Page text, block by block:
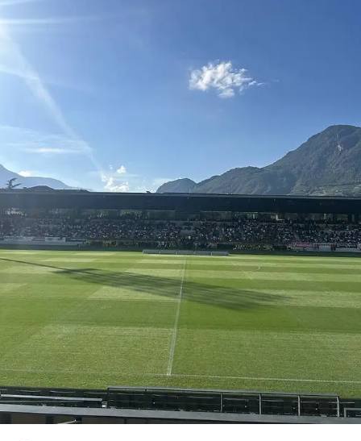
Altri sport
Pallanuoto
Pallamano
Altre
Turismo
Eventi